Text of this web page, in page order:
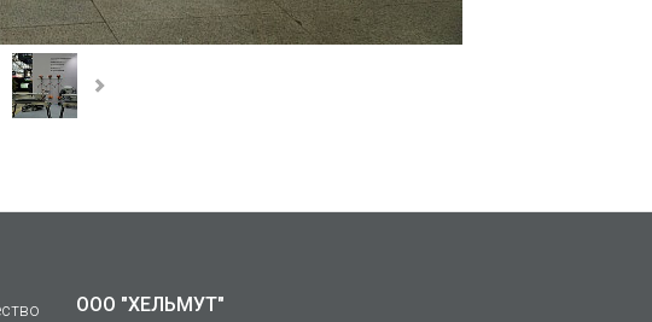
ООО "ХЕЛЬМУТ"